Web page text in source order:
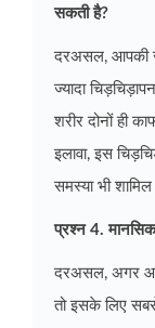
सकती है?
दरअसल, आपकी
ज्यादा
शरीर दोनों ही
इलावा, इस
समस्या भी
प्रश्न 4.
दरअसल, अगर
तो इसके लिए सबसे